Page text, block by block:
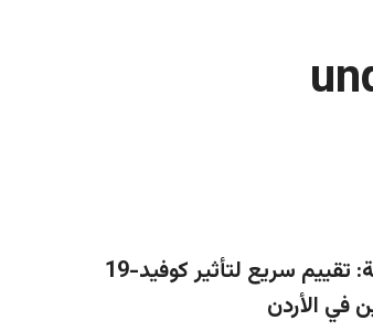
مواجهة الأزمات المزدوجة: تقييم سريع لتأثير كوفيد-19
في الأردن